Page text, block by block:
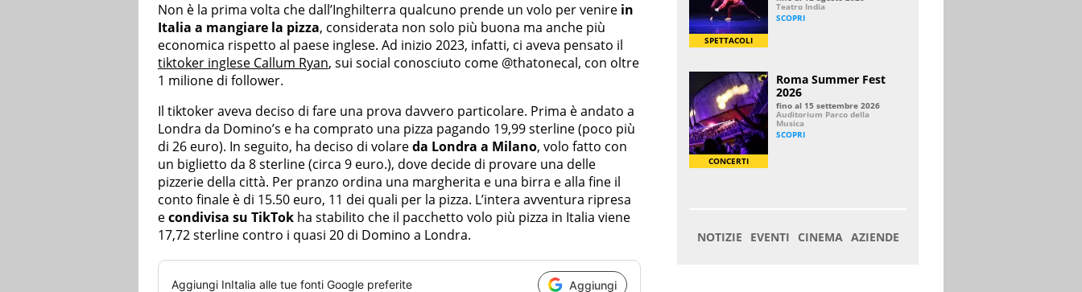
Non è la prima volta che dall’Inghilterra qualcuno prende un volo per venire in
Italia a mangiare la pizza, considerata non solo più buona ma anche più
economica rispetto al paese inglese. Ad inizio 2023, infatti, ci aveva pensato il
tiktoker inglese Callum Ryan, sui social conosciuto come @thatonecal, con oltre
1 milione di follower.
Il tiktoker aveva deciso di fare una prova davvero particolare. Prima è andato a
Londra da Domino’s e ha comprato una pizza pagando 19,99 sterline (poco più
di 26 euro). In seguito, ha deciso di volareda Londra a Milano, volo fatto con
un biglietto da 8 sterline (circa 9 euro.), dove decide di provare una delle
pizzerie della città. Per pranzo ordina una margherita e una birra e alla fine il
conto finale è di 15.50 euro, 11 dei quali per la pizza. L’intera avventura ripresa
econdivisa su TikTok ha stabilito che il pacchetto volo più pizza in Italia viene
17,72 sterline contro i quasi 20 di Domino a Londra.
Aggiungi InItalia alle tue fonti Google preferite Aggiungi